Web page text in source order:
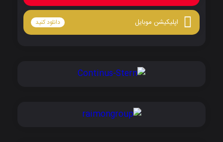
اپلیکیشن موبایل دانلود کنید